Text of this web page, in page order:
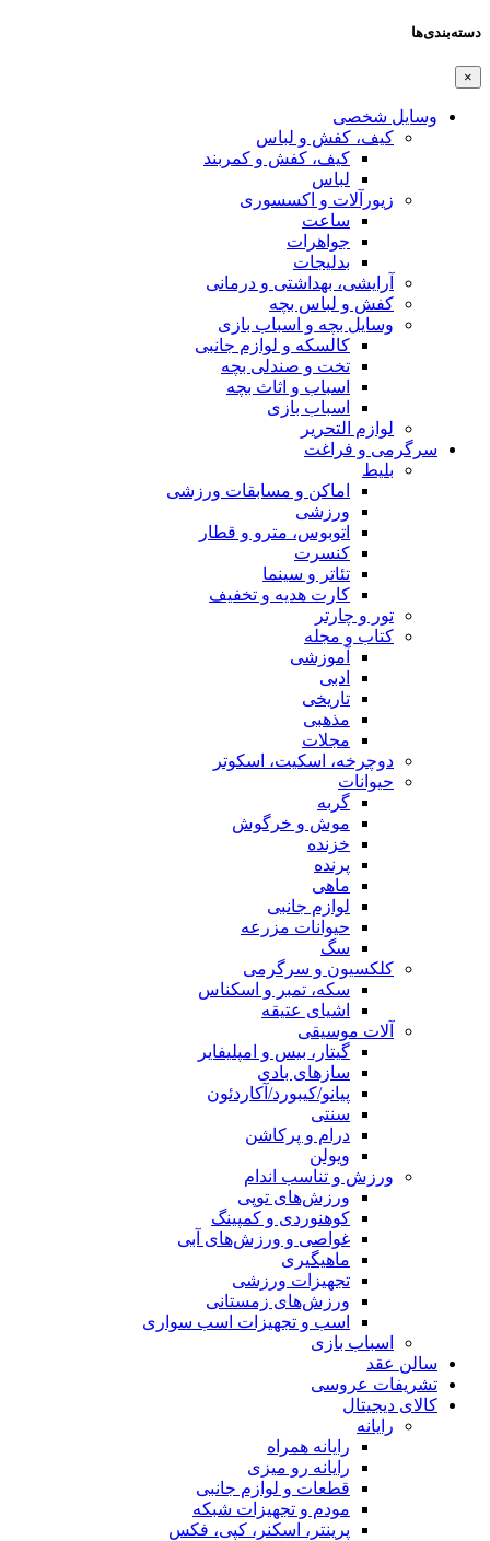
دسته‌بندی‌ها
×
وسایل شخصی
کیف، کفش و لباس
کیف، کفش و کمربند
لباس
زیورآلات و اکسسوری
ساعت
جواهرات
بدلیجات
آرایشی، بهداشتی و درمانی
کفش و لباس بچه
وسایل بچه و اسباب بازی
کالسکه و لوازم جانبی
تخت و صندلی بچه
اسباب و اثاث بچه
اسباب بازی
لوازم التحریر
سرگرمی و فراغت
بلیط
اماکن و مسابقات ورزشی
ورزشی
اتوبوس، مترو و قطار
کنسرت
تئاتر و سینما
کارت هدیه و تخفیف
تور و چارتر
کتاب و مجله
آموزشی
ادبی
تاریخی
مذهبی
مجلات
دوچرخه، اسکیت، اسکوتر
حیوانات
گربه
موش و خرگوش
خزنده
پرنده
ماهی
لوازم جانبی
حیوانات مزرعه
سگ
کلکسیون و سرگرمی
سکه، تمبر و اسکناس
اشیای عتیقه
آلات موسیقی
گیتار، بیس و امپلیفایر
سازهای بادی
پیانو/کیبورد/آکاردئون
سنتی
درام و پرکاشن
ویولن
ورزش و تناسب اندام
ورزش‌های توپی
کوهنوردی و کمپینگ
غواصی و ورزش‌های آبی
ماهیگیری
تجهیزات ورزشی
ورزش‌های زمستانی
اسب و تجهیزات اسب سواری
اسباب‌ بازی
سالن عقد
تشریفات عروسی
کالای دیجیتال
رایانه
رایانه همراه
رایانه رو میزی
قطعات و لوازم جانبی
مودم و تجهیزات شبکه
پرینتر، اسکنر، کپی، فکس